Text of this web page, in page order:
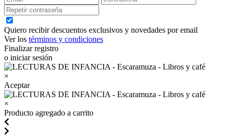
Quiero recibir descuentos exclusivos y novedades por email
Ver los términos y condiciones
Finalizar registro
o iniciar sesión
×
Aceptar
×
Producto agregado a carrito